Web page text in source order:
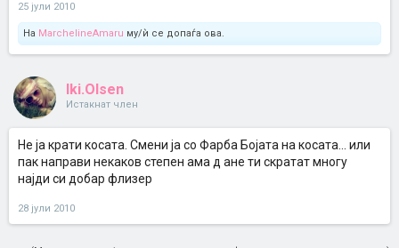
25 јули 2010
На MarchelineAmaru му/ѝ се допаѓа ова.
Iki.Olsen
Истакнат член
Не ја крати косата. Смени ја со Фарба Бојата на косата... или
пак направи некаков степен ама д ане ти скратат многу
најди си добар флизер
28 јули 2010